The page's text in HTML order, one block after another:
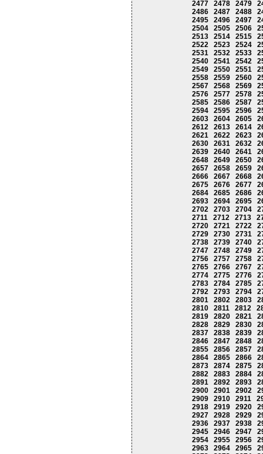
2477
2478 2479
2486
2487 2488
2495
2496 2497
2504
2505 2506
2513
2514 2515
2522
2523 2524
2531
2532 2533
2540
2541 2542
2549
2550 2551
2558
2559 2560
2567
2568 2569
2576
2577 2578
2585
2586 2587
2594
2595 2596
2603
2604 2605
2612
2613 2614
2621
2622 2623
2630
2631 2632
2639
2640 2641
2648
2649 2650
2657
2658 2659
2666
2667 2668
2675
2676 2677
2684
2685 2686
2693
2694 2695
2702
2703 2704
2711
2712 2713
2720
2721 2722
2729
2730 2731
2738
2739 2740
2747
2748 2749
2756
2757 2758
2765
2766 2767
2774
2775 2776
2783
2784 2785
2792
2793 2794
2801
2802 2803
2810
2811 2812
2819
2820 2821
2828
2829 2830
2837
2838 2839
2846
2847 2848
2855
2856 2857
2864
2865 2866
2873
2874 2875
2882
2883 2884
2891
2892 2893
2900
2901 2902
2909
2910 2911
2918
2919 2920
2927
2928 2929
2936
2937 2938
2945
2946 2947
2954
2955 2956
2963
2964 2965